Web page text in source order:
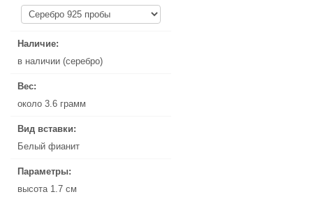
Наличие:
в наличии (серебро)
Вес:
около 3.6 грамм
Вид вставки:
Белый фианит
Параметры:
высота 1.7 см